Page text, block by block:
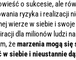
o sukcesie, ale
ryzyka i realizacji
wierze w siebie i swoje
dla milionów ludzi
żemarzenia mogą
w siebie i nieustannie